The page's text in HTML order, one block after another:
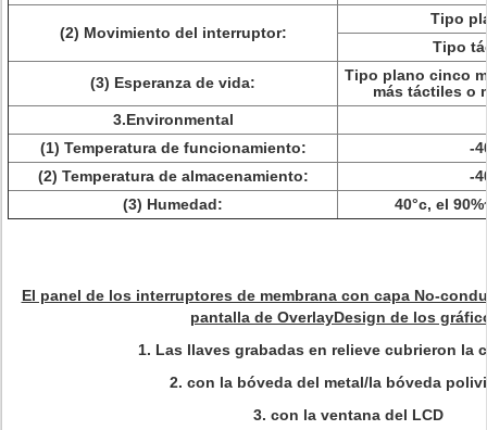
(2) Movimiento del interruptor:
Tipo
Tipo
(3) Esperanza de vida:
Tipo plano cinco
más táctiles o
3.Environmental
(1) Temperatura de funcionamiento:
-
(2) Temperatura de almacenamiento:
-
(3) Humedad:
40°c, el
El panel de los interruptores de membrana con capa No-
pantalla de OverlayDesign de los
1. Las llaves grabadas en relieve cubrieron la
2. con la bóveda del metal/la bóveda
3. con la ventana del LCD